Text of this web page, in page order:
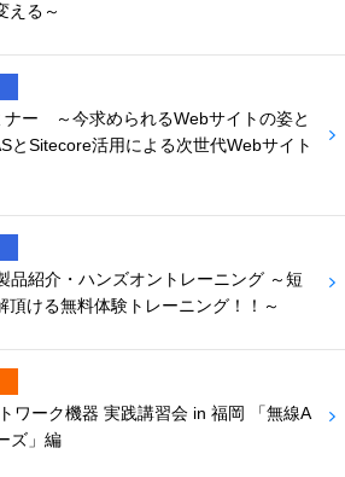
える～
ナー ～今求められるWebサイトの姿と
とSitecore活用による次世代Webサイト
品紹介・ハンズオントレーニング ～短
頂ける無料体験トレーニング！！～
ワーク機器 実践講習会 in 福岡 「無線A
ズ」編